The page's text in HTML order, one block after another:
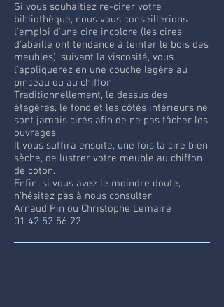
Si vous souhaitiez re-cirer votre
bibliothèque, nous vous conseillerions
l'emploi d'une cire incolore (les cires
d'abeille ont tendance à teinter le bois des
meubles). suivant la viscosité, vous
l'appliquerez en une couche légère au
pinceau ou au chiffon.
Traditionnellement, le dessus des
étagères, le fond et les côtés intérieurs ne
sont jamais cirés afin de ne pas tâcher les
ouvrages.
Il vous suffira ensuite, une fois la cire bien
sèche, de lustrer votre meuble au chiffon
de coton.
Enfin, si vous avez le moindre doute,
n'hésitez pas à nous consulter
Arnaud Pin ou Christophe Lemaire
01 42 52 56 22